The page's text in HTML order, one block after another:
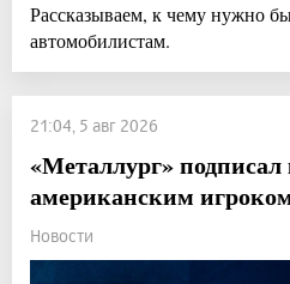
Рассказываем, к чему нужно
автомобилистам.
21:04, 5 авг 2026
«Металлург» подписал
американским
Новости